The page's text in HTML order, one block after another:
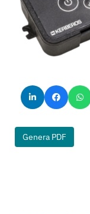
Genera PDF